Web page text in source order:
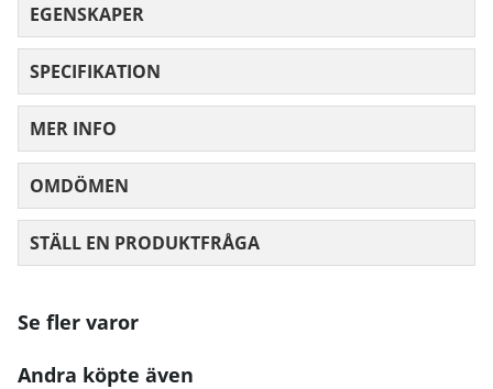
EGENSKAPER
SPECIFIKATION
MER INFO
OMDÖMEN
STÄLL EN PRODUKTFRÅGA
Se fler varor
Andra köpte även